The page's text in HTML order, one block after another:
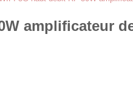
amplificateur